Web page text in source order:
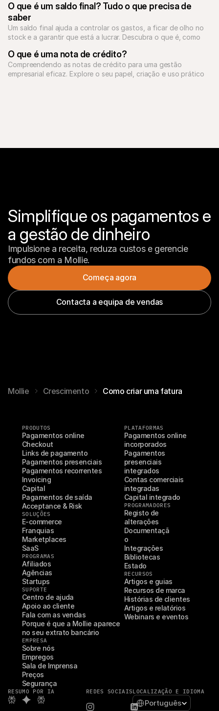
O que é um saldo final? Tudo o que precisa de
saber
Um saldo final ajuda a controlar os gastos, a ficar de olho no
stock e a garantir que está a lucrar. Descubra o que é, como
O que é uma nota de crédito?
Compreendendo as notas de crédito para uma gestão
empresarial eficaz. Explore o seu papel, criação e uso prático
Simplifique os pagamentos e
a gestão de dinheiro
Impulsione a receita, reduza custos e gerencie
fundos com a Mollie.
Começa agora
Contacta a equipa de vendas
Mollie Crescimento Como criar uma fatura
PRODUTOS
Pagamentos online
Checkout
Links de pagamento
Pagamentos presenciais
Pagamentos recorrentes
Invoicing
Capital
Pagamentos de saída
Acceptance & Risk
SOLUÇÕES
E-commerce
Franquias
Marketplaces
SaaS
PROGRAMAS
Afiliados
Agências
Startups
SUPORTE
Centro de ajuda
Apoio ao cliente
Fala com as vendas
Porque é que a Mollie aparece
no seu extrato bancário
EMPRESA
Sobre nós
Empregos
Sala de Imprensa
Preços
Segurança
PLATAFORMAS
Pagamentos online
incorporados
Pagamentos
presenciais
integrados
Contas comerciais
integradas
Capital integrado
PROGRAMADORES
Registo de
alterações
Documentaçã
o
Integrações
Bibliotecas
Estado
RECURSOS
Artigos e guias
Recursos de marca
Histórias de clientes
Artigos e relatórios
Webinars e eventos
RESUMO POR IA REDES SOCIAISLOCALIZAÇÃO E IDIOMA
Select Language
Português